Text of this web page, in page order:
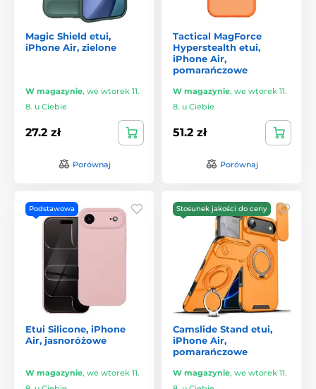
Magic Shield etui,
iPhone Air, zielone
W magazynie, we wtorek 11.
8. u Ciebie
27.2 zł
Porównaj
Tactical MagForce
Hyperstealth etui,
iPhone Air,
pomarańczowe
W magazynie, we wtorek 11.
8. u Ciebie
51.2 zł
Porównaj
Podstawowa
Etui Silicone, iPhone
Air, jasnoróżowe
W magazynie, we wtorek 11.
Stosunek jakości do ceny
Camslide Stand etui,
iPhone Air,
pomarańczowe
W magazynie, we wtorek 11.